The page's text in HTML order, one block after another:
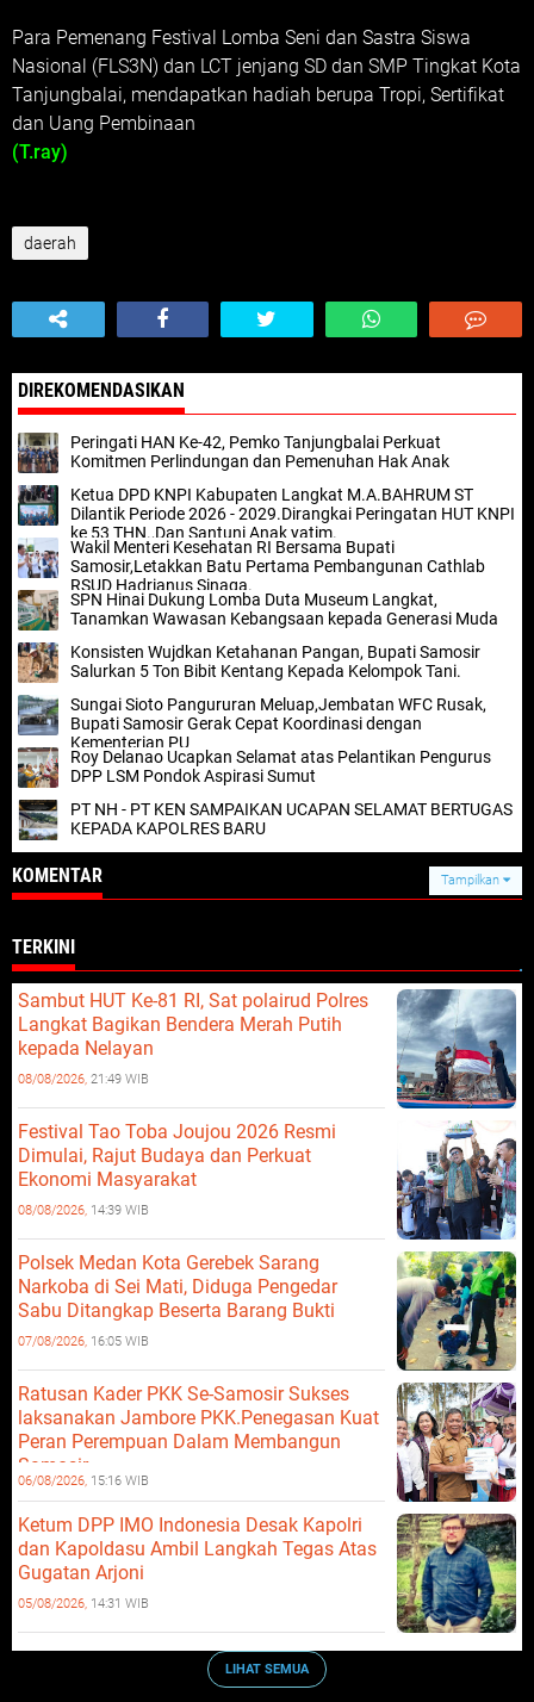
Para Pemenang Festival Lomba Seni dan Sastra Siswa
Nasional (FLS3N) dan LCT jenjang SD dan SMP Tingkat Kota
Tanjungbalai, mendapatkan hadiah berupa Tropi, Sertifikat
dan Uang Pembinaan
(T.ray)
daerah
DIREKOMENDASIKAN
Peringati HAN Ke-42, Pemko Tanjungbalai Perkuat
Komitmen Perlindungan dan Pemenuhan Hak Anak
Ketua DPD KNPI Kabupaten Langkat M.A.BAHRUM ST
Dilantik Periode 2026 - 2029.Dirangkai Peringatan HUT KNPI
ke 53 THN.,Dan Santuni Anak yatim.
Wakil Menteri Kesehatan RI Bersama Bupati
Samosir,Letakkan Batu Pertama Pembangunan Cathlab
RSUD Hadrianus Sinaga.
SPN Hinai Dukung Lomba Duta Museum Langkat,
Tanamkan Wawasan Kebangsaan kepada Generasi Muda
Konsisten Wujdkan Ketahanan Pangan, Bupati Samosir
Salurkan 5 Ton Bibit Kentang Kepada Kelompok Tani.
Sungai Sioto Pangururan Meluap,Jembatan WFC Rusak,
Bupati Samosir Gerak Cepat Koordinasi dengan
Kementerian PU
Roy Delanao Ucapkan Selamat atas Pelantikan Pengurus
DPP LSM Pondok Aspirasi Sumut
PT NH - PT KEN SAMPAIKAN UCAPAN SELAMAT BERTUGAS
KEPADA KAPOLRES BARU
KOMENTAR Tampilkan
TERKINI
Sambut HUT Ke-81 RI, Sat polairud Polres
Langkat Bagikan Bendera Merah Putih
kepada Nelayan
08/08/2026, 21:49 WIB
Festival Tao Toba Joujou 2026 Resmi
Dimulai, Rajut Budaya dan Perkuat
Ekonomi Masyarakat
08/08/2026, 14:39 WIB
Polsek Medan Kota Gerebek Sarang
Narkoba di Sei Mati, Diduga Pengedar
Sabu Ditangkap Beserta Barang Bukti
07/08/2026, 16:05 WIB
Ratusan Kader PKK Se-Samosir Sukses
laksanakan Jambore PKK.Penegasan Kuat
Peran Perempuan Dalam Membangun
Samosir.
06/08/2026, 15:16 WIB
Ketum DPP IMO Indonesia Desak Kapolri
dan Kapoldasu Ambil Langkah Tegas Atas
Gugatan Arjoni
05/08/2026, 14:31 WIB
LIHAT SEMUA